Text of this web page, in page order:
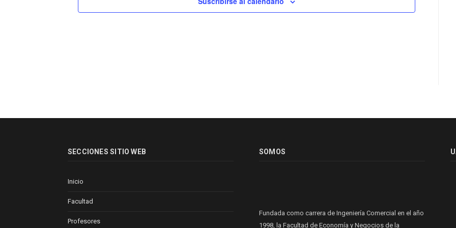
SECCIONES SITIO WEB
Inicio
Facultad
Profesores
SOMOS
Fundada como carrera de Ingeniería Comercial en el año
1998, la Facultad de Economía y Negocios de la